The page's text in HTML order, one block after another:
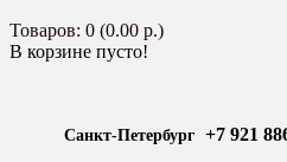
Товаров: 0 (0.00 р.)
В корзине пусто!
Санкт-Петербург +7 921